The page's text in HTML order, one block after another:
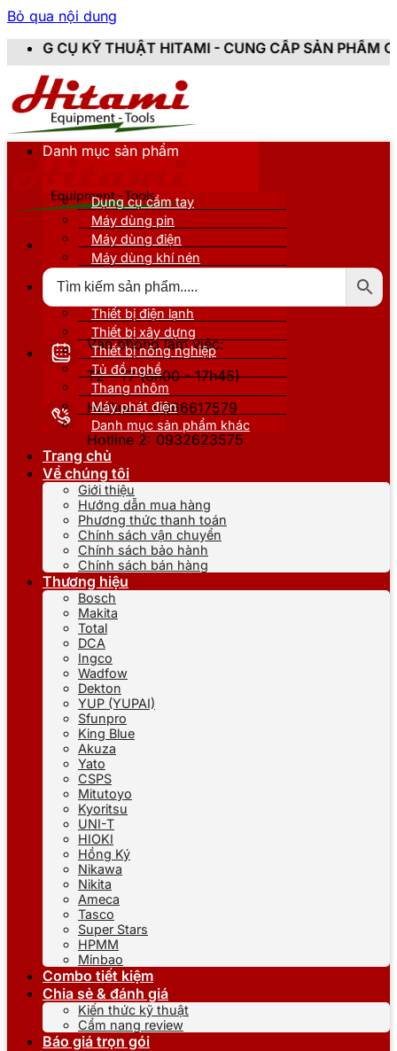
Bỏ qua nội dung
HITAMI - CUNG CẤP SẢN PHẨM CHÍNH HÃNG, MỚI
Văn phòng làm việc:
T2 - T7 (8h00 - 17h45)
Hotline 1: 0866617579
Hotline 2: 0932623575
Danh mục sản phẩm
Dụng cụ cầm tay
Máy dùng pin
Máy dùng điện
Máy dùng khí nén
Thiết bị nâng đỡ
Thiết bị điện lạnh
Thiết bị xây dựng
Thiết bị nông nghiệp
Tủ đồ nghề
Thang nhôm
Máy phát điện
Danh mục sản phẩm khác
Trang chủ
Về chúng tôi
Giới thiệu
Hướng dẫn mua hàng
Phương thức thanh toán
Chính sách vận chuyển
Chính sách bảo hành
Chính sách bán hàng
Thương hiệu
Bosch
Makita
Total
DCA
Ingco
Wadfow
Dekton
YUP (YUPAI)
Sfunpro
King Blue
Akuza
Yato
CSPS
Mitutoyo
Kyoritsu
UNI-T
HIOKI
Hồng Ký
Nikawa
Nikita
Ameca
Tasco
Super Stars
HPMM
Minbao
Combo tiết kiệm
Chia sẻ & đánh giá
Kiến thức kỹ thuật
Cẩm nang review
Báo giá trọn gói